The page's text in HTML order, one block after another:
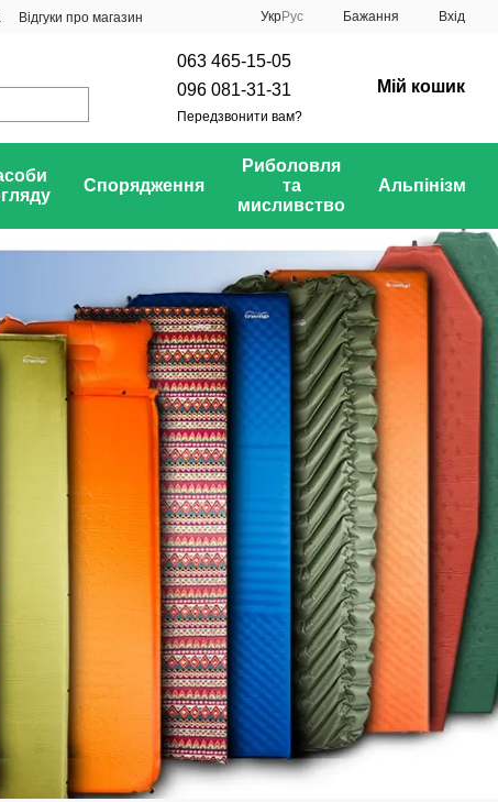
Відгуки про магазин УкрРус Бажання Вхід
063 465-15-05
096 081-31-31
Передзвонити вам?
Мій кошик
Спорядження
Риболовля
та
мисливство
Альпінізм